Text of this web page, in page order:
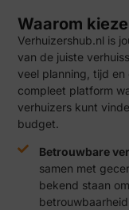
Waarom
Verhuizershub.nl is
van de juiste
veel planning, tijd
compleet platform
verhuizers kunt
budget.
Betrouwbare
samen met
bekend staan